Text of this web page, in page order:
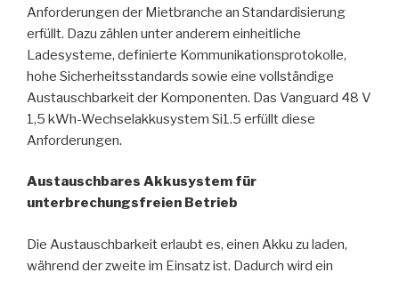
Anforderungen der Mietbranche an Standardisierung
erfüllt. Dazu zählen unter anderem einheitliche
Ladesysteme, definierte Kommunikationsprotokolle,
hohe Sicherheitsstandards sowie eine vollständige
Austauschbarkeit der Komponenten. Das Vanguard 48 V
1,5 kWh-Wechselakkusystem Si1.5 erfüllt diese
Anforderungen.
Austauschbares Akkusystem für
unterbrechungsfreien Betrieb
Die Austauschbarkeit erlaubt es, einen Akku zu laden,
während der zweite im Einsatz ist. Dadurch wird ein